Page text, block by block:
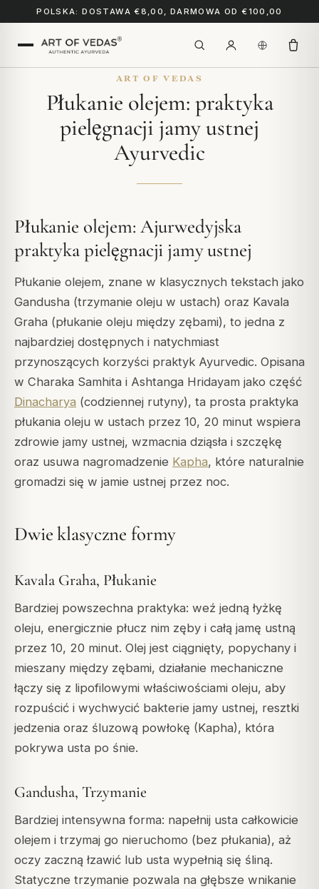
POLSKA: DOSTAWA €8,00, DARMOWA OD €100,00
ART OF VEDAS
Płukanie olejem: praktyka
pielęgnacji jamy ustnej
Ayurvedic
Płukanie olejem: Ajurwedyjska
praktyka pielęgnacji jamy ustnej
Płukanie olejem, znane w klasycznych tekstach jako
Gandusha (trzymanie oleju w ustach) oraz Kavala
Graha (płukanie oleju między zębami), to jedna z
najbardziej dostępnych i natychmiast
przynoszących korzyści praktyk Ayurvedic. Opisana
w Charaka Samhita i Ashtanga Hridayam jako część
Dinacharya (codziennej rutyny), ta prosta praktyka
płukania oleju w ustach przez 10, 20 minut wspiera
zdrowie jamy ustnej, wzmacnia dziąsła i szczękę
oraz usuwa nagromadzenie Kapha, które naturalnie
gromadzi się w jamie ustnej przez noc.
Dwie klasyczne formy
Kavala Graha, Płukanie
Bardziej powszechna praktyka: weź jedną łyżkę
oleju, energicznie płucz nim zęby i całą jamę ustną
przez 10, 20 minut. Olej jest ciągnięty, popychany i
mieszany między zębami, działanie mechaniczne
łączy się z lipofilowymi właściwościami oleju, aby
rozpuścić i wychwycić bakterie jamy ustnej, resztki
jedzenia oraz śluzową powłokę (Kapha), która
pokrywa usta po śnie.
Gandusha, Trzymanie
Bardziej intensywna forma: napełnij usta całkowicie
olejem i trzymaj go nieruchomo (bez płukania), aż
oczy zaczną łzawić lub usta wypełnią się śliną.
Statyczne trzymanie pozwala na głębsze wnikanie